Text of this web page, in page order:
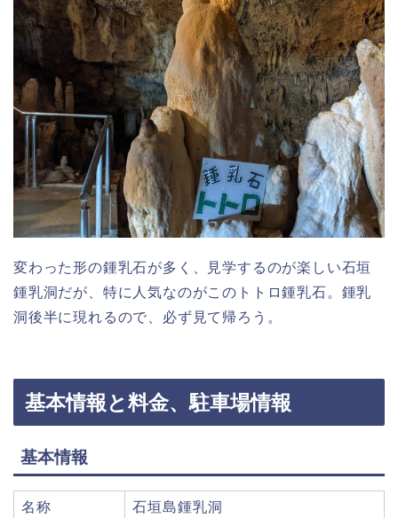
変わった形の鍾乳石が多く、見学するのが楽しい石垣
鍾乳洞だが、特に人気なのがこのトトロ鍾乳石。鍾乳
洞後半に現れるので、必ず見て帰ろう。
基本情報と料金、駐車場情報
基本情報
名称 石垣島鍾乳洞